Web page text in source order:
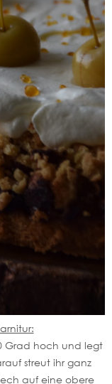
Grad hoch und legt
streut ihr ganz
auf eine obere